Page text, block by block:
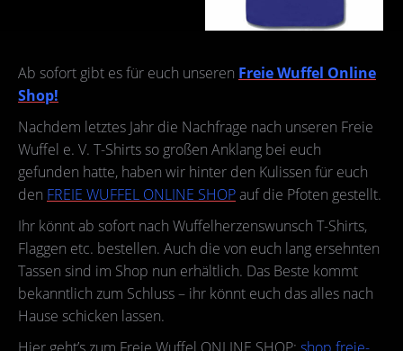
Ab sofort gibt es für euch unseren Freie Wuffel Online
Shop!
Nachdem letztes Jahr die Nachfrage nach unseren Freie
Wuffel e. V. T-Shirts so großen Anklang bei euch
gefunden hatte, haben wir hinter den Kulissen für euch
den FREIE WUFFEL ONLINE SHOPauf die Pfoten gestellt.
Ihr könnt ab sofort nach Wuffelherzenswunsch T-Shirts,
Flaggen etc. bestellen. Auch die von euch lang ersehnten
Tassen sind im Shop nun erhältlich. Das Beste kommt
bekanntlich zum Schluss – ihr könnt euch das alles nach
Hause schicken lassen.